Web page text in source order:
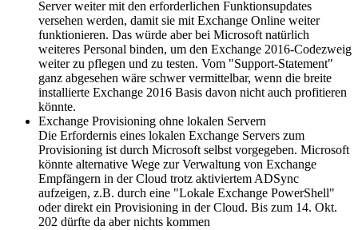
Server weiter mit den erforderlichen Funktionsupdates
versehen werden, damit sie mit Exchange Online weiter
funktionieren. Das würde aber bei Microsoft natürlich
weiteres Personal binden, um den Exchange 2016-Codezweig
weiter zu pflegen und zu testen. Vom "Support-Statement"
ganz abgesehen wäre schwer vermittelbar, wenn die breite
installierte Exchange 2016 Basis davon nicht auch profitieren
könnte.
Exchange Provisioning ohne lokalen Servern
Die Erfordernis eines lokalen Exchange Servers zum
Provisioning ist durch Microsoft selbst vorgegeben. Microsoft
könnte alternative Wege zur Verwaltung von Exchange
Empfängern in der Cloud trotz aktiviertem ADSync
aufzeigen, z.B. durch eine "Lokale Exchange PowerShell"
oder direkt ein Provisioning in der Cloud. Bis zum 14. Okt.
202 dürfte da aber nichts kommen